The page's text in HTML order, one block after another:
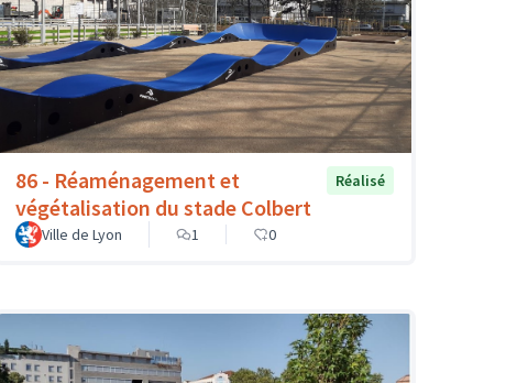
86 - Réaménagement et
végétalisation du stade Colbert
Réalisé
Ville de Lyon 1 0